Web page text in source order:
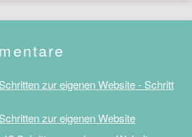
zur eigenen Website - Schritt
zur eigenen Website